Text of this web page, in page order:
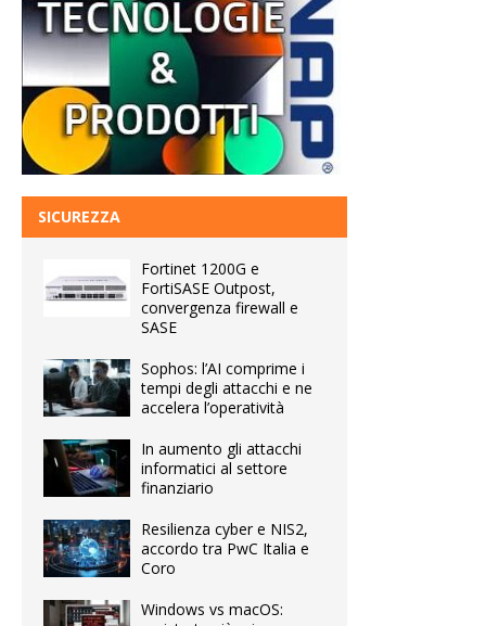
SICUREZZA
Fortinet 1200G e
FortiSASE Outpost,
convergenza firewall e
SASE
Sophos: l’AI comprime i
tempi degli attacchi e ne
accelera l’operatività
In aumento gli attacchi
informatici al settore
finanziario
Resilienza cyber e NIS2,
accordo tra PwC Italia e
Coro
Windows vs macOS: